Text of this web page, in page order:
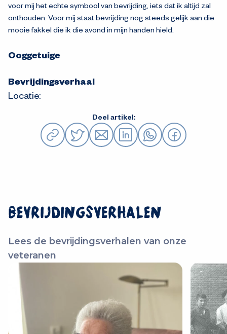
voor mij het echte symbool van bevrijding, iets dat ik altijd zal
onthouden. Voor mij staat bevrijding nog steeds gelijk aan die
mooie fakkel die ik die avond in mijn handen hield.
Ooggetuige
Bevrijdingsverhaal
Locatie:
Deel artikel:
Bevrijdingsverhalen
Lees de bevrijdingsverhalen van onze
veteranen